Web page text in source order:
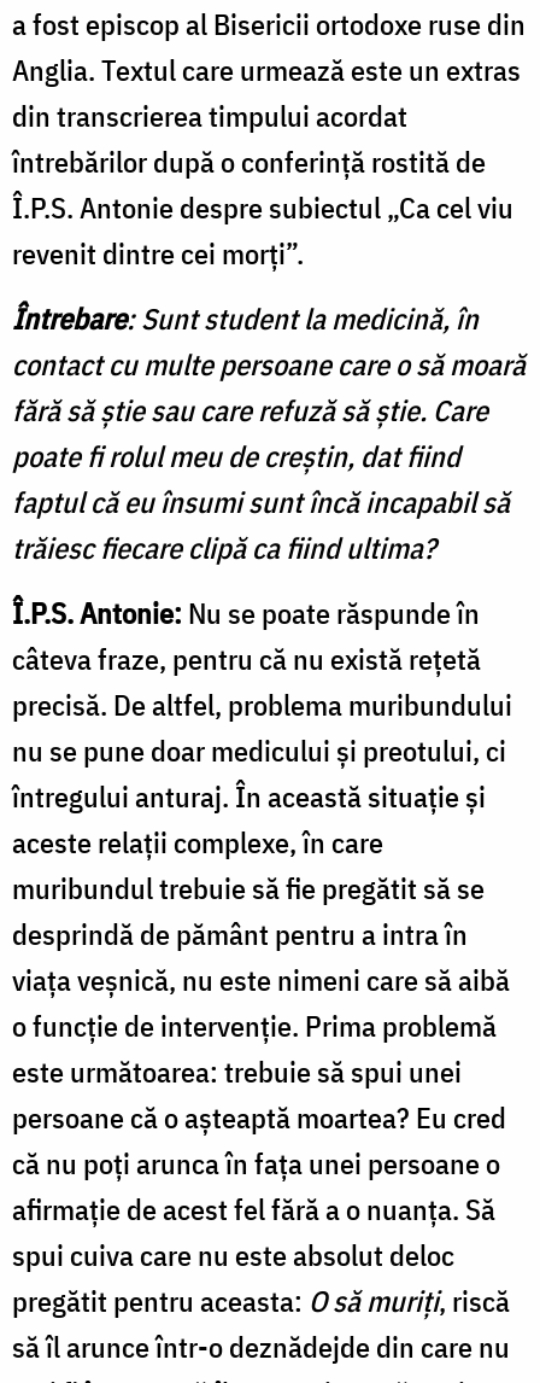
a fost episcop al Bisericii ortodoxe ruse din
Anglia. Textul care urmează este un extras
din transcrierea timpului acordat
întrebărilor după o conferinţă rostită de
Î.P.S. Antonie despre subiectul „Ca cel viu
revenit dintre cei morţi”.
Întrebare: Sunt student la medicină, în
contact cu multe persoane care o să moară
fără să ştie sau care refuză să ştie. Care
poate fi rolul meu de creştin, dat fiind
faptul că eu însumi sunt încă incapabil să
trăiesc fiecare clipă ca fiind ultima?
Î.P.S. Antonie: Nu se poate răspunde în
câteva fraze, pentru că nu există reţetă
precisă. De altfel, problema muribundului
nu se pune doar medicului şi preotului, ci
întregului anturaj. În această situaţie şi
aceste relaţii complexe, în care
muribundul trebuie să fie pregătit să se
desprindă de pământ pentru a intra în
viaţa veşnică, nu este nimeni care să aibă
o funcţie de intervenţie. Prima problemă
este următoarea: trebuie să spui unei
persoane că o aşteaptă moartea? Eu cred
că nu poţi arunca în faţa unei persoane o
afirmaţie de acest fel fără a o nuanţa. Să
spui cuiva care nu este absolut deloc
pregătit pentru aceasta: O să muriţi, riscă
să îl arunce într-o deznădejde din care nu